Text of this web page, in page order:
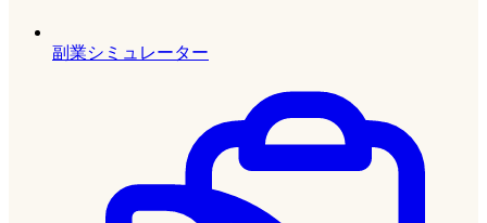
副業シミュレーター